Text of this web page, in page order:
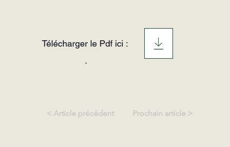
Télécharger le Pdf ici :
.
< Article précédent Prochain article >